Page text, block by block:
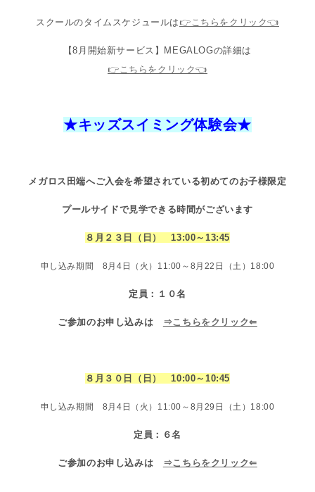
スクールのタイムスケジュールは 👉こちらをクリック👈
【8月開始新サービス】MEGALOGの詳細は
👉こちらをクリック👈
★キッズスイミング体験会★
メガロス田端へご入会を希望されている初めてのお子様限定
プールサイドで見学できる時間がございます
８月２３日（日）13:00～ 13:45
申し込み期間 8月4日（火）11:00～8月22日（土）18:00
定員：１０名
ご参加のお申し込みは ⇒こちらをクリック⇐
８月３０日（日）10:00～10:45
申し込み期間 8月4日（火）11:00～8月29日（土）18:00
定員：６名
ご参加のお申し込みは ⇒こちらをクリック⇐